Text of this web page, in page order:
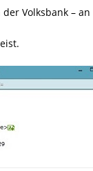
Volksbank –